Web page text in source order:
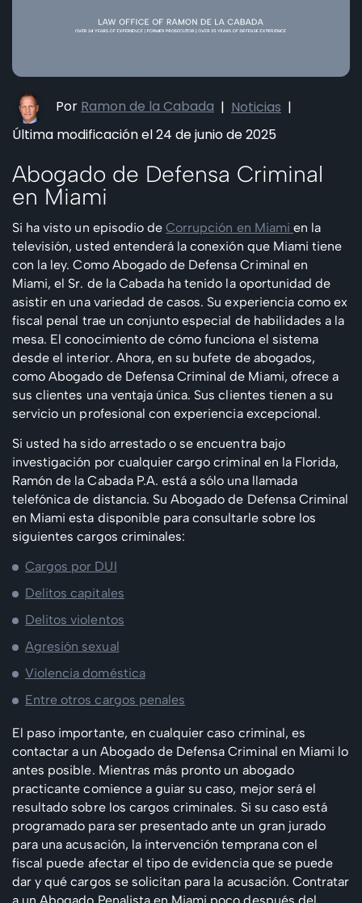
Por Ramon de la Cabada | Noticias |
Última modificación el 24 de junio de 2025
Abogado de Defensa Criminal
en Miami
Si ha visto un episodio deCorrupción en Miami en la
televisión, usted entenderá la conexión que Miami tiene
con la ley. Como Abogado de Defensa Criminal en
Miami, el Sr. de la Cabada ha tenido la oportunidad de
asistir en una variedad de casos. Su experiencia como ex
fiscal penal trae un conjunto especial de habilidades a la
mesa. El conocimiento de cómo funciona el sistema
desde el interior. Ahora, en su bufete de abogados,
como Abogado de Defensa Criminal de Miami, ofrece a
sus clientes una ventaja única. Sus clientes tienen a su
servicio un profesional con experiencia excepcional.
Si usted ha sido arrestado o se encuentra bajo
investigación por cualquier cargo criminal en la Florida,
Ramón de la Cabada P.A. está a sólo una llamada
telefónica de distancia. Su Abogado de Defensa Criminal
en Miami esta disponible para consultarle sobre los
siguientes cargos criminales:
Cargos por DUI
Delitos capitales
Delitos violentos
Agresión sexual
Violencia doméstica
Entre otros cargos penales
El paso importante, en cualquier caso criminal, es
contactar a un Abogado de Defensa Criminal en Miami lo
antes posible. Mientras más pronto un abogado
practicante comience a guiar su caso, mejor será el
resultado sobre los cargos criminales. Si su caso está
programado para ser presentado ante un gran jurado
para una acusación, la intervención temprana con el
fiscal puede afectar el tipo de evidencia que se puede
dar y qué cargos se solicitan para la acusación. Contratar
a un Abogado Penalista en Miami poco después del